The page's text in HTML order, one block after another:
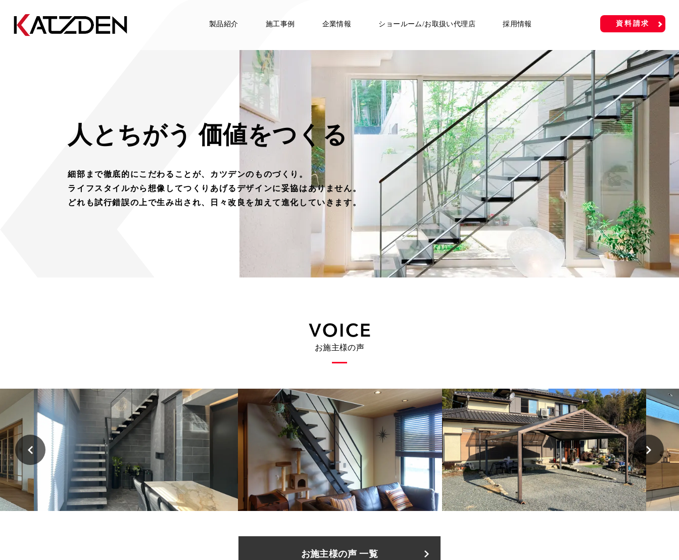
製品紹介 施工事例 企業情報 ショールーム/お取扱い代理店 採用情報 資料請求
人とちがう 価値をつくる
細部まで徹底的にこだわることが、
カツデンのものづくり。
ライフスタイルから想像してつくりあげるデザインに妥協はありません。
どれも試行錯誤の上で生み出され、
日々改良を加えて進化していきます。
お施主様の声
お施主様の声 一覧